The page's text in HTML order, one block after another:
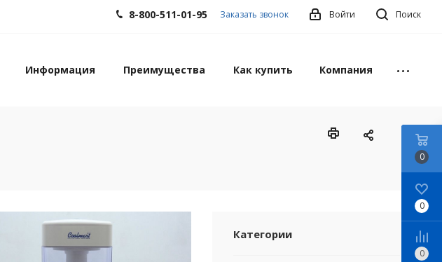
Поиск
Войти
8-800-511-01-95 Заказать звонок
Информация Преимущества Как купить Компания
Категории
0
0
0